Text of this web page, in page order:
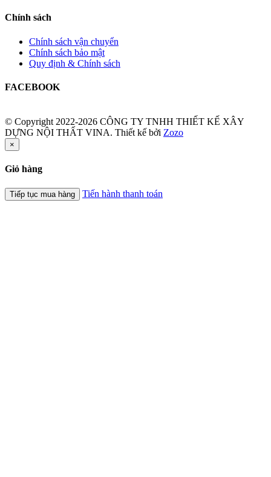
Chính sách
Chính sách vận chuyển
Chính sách bảo mật
Quy định & Chính sách
FACEBOOK
© Copyright 2022-2026 CÔNG TY TNHH THIẾT KẾ XÂY
DỰNG NỘI THẤT VINA. Thiết kế bởi Zozo
×
Giỏ hàng
Tiếp tục mua hàng Tiến hành thanh toán